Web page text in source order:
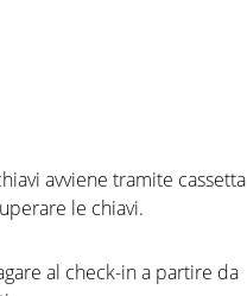
avviene tramite cassetta
le chiavi.
al check-in a partire da